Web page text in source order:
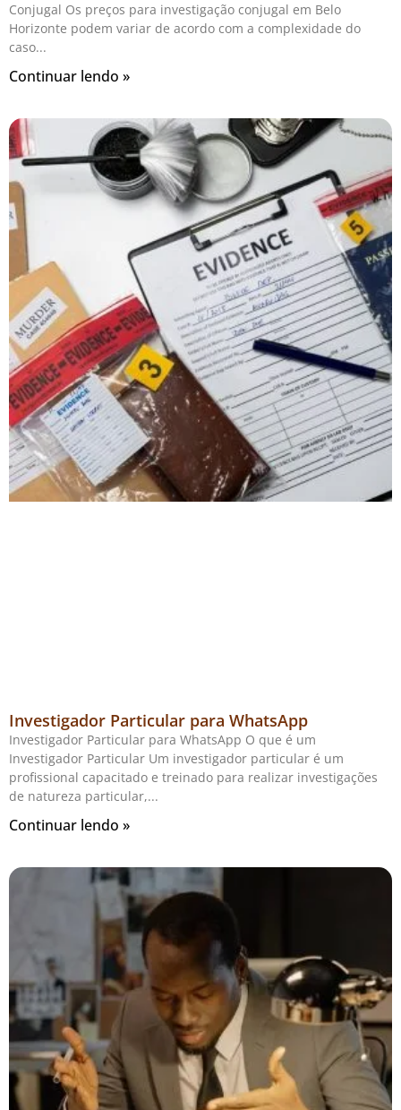
Conjugal Os preços para investigação conjugal em Belo
Horizonte podem variar de acordo com a complexidade do
caso
Continuar lendo »
Investigador Particular para WhatsApp
Investigador Particular para WhatsApp O que é um
Investigador Particular Um investigador particular é um
profissional capacitado e treinado para realizar investigações
de natureza particular,
Continuar lendo »